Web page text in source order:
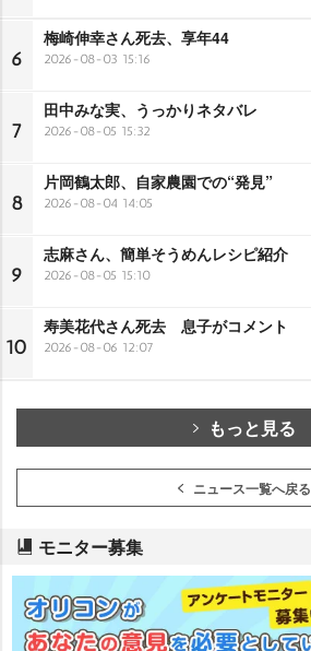
6
梅崎伸幸さん死去、享年44
2026-08-03 15:16
7
田中みな実、うっかりネタバレ
2026-08-05 15:32
8
片岡鶴太郎、自家農園での“発見”
2026-08-04 14:05
9
志麻さん、簡単そうめんレシピ紹介
2026-08-05 15:10
10
寿美花代さん死去 息子がコメント
2026-08-06 12:07
もっと見る
ニュース一覧へ戻る
モニター募集